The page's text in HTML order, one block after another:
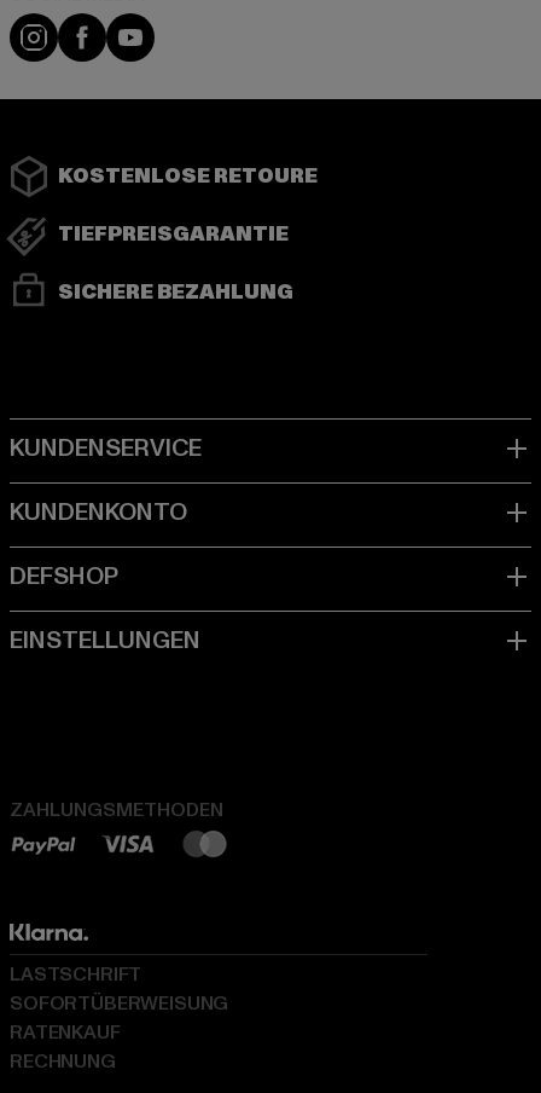
Instagram
FacebookYouTube
KOSTENLOSE RETOURE
TIEFPREISGARANTIE
SICHERE BEZAHLUNG
ZAHLUNGSMETHODEN
LASTSCHRIFT
SOFORTÜBERWEISUNG
RATENKAUF
RECHNUNG